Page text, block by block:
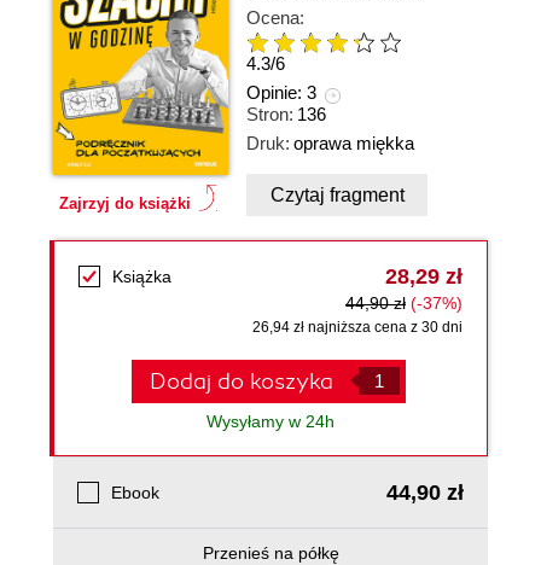
Zajrzyj do książki
Ocena:
4.3/6
Opinie: 3
Stron: 136
Druk: oprawa miękka
Czytaj fragment
Książka 28,29 zł
44,90 zł (-37%)
26,94 zł najniższa cena z 30 dni
Dodaj do koszyka
Wysyłamy w 24h
Ebook 44,90 zł
Przenieś na półkę